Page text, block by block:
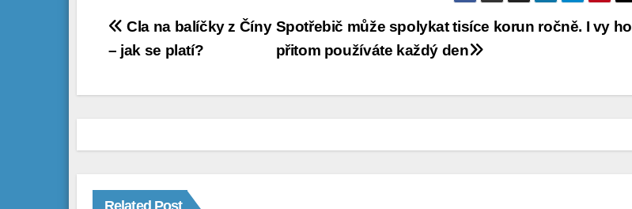
Navigace
pro
příspěvek
Spotřebič může spolykat tisíce korun ročně. I vy ho
přitom používáte každý den
Cla na balíčky z Číny
– jak se platí?
Related Post